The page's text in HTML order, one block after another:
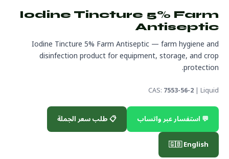
Iodine Tincture 5% Farm
Antiseptic
Iodine Tincture 5% Farm Antiseptic — farm hygiene and
disinfection product for equipment, storage, and crop
protection.
CAS:7553-56-2 | Liquid
💬 استفسار عبر واتساب
📋 طلب سعر الجملة
🇬🇧 English